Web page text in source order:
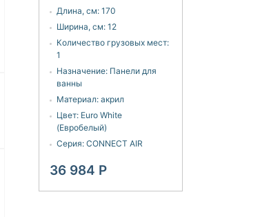
Длина, см: 170
Ширина, см: 12
Количество грузовых мест:
1
Назначение: Панели для
ванны
Материал: акрил
Цвет: Euro White
(Евробелый)
Серия: CONNECT AIR
36 984 Р